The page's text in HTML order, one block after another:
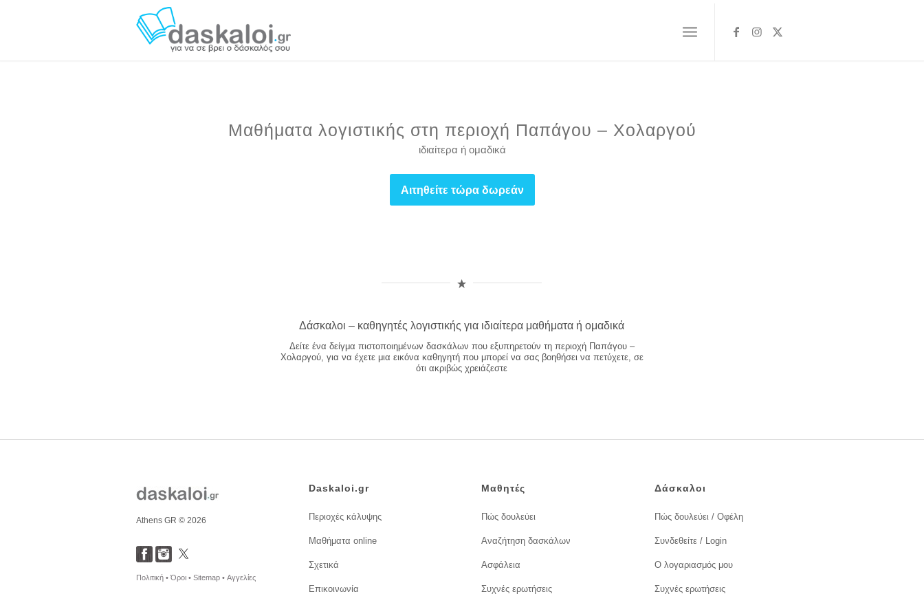
Μαθήματα λογιστικής στη περιοχή Παπάγου – Χολαργού
ιδιαίτερα ή ομαδικά
Αιτηθείτε τώρα δωρεάν
Δάσκαλοι – καθηγητές λογιστικής για ιδιαίτερα μαθήματα ή ομαδικά
Δείτε ένα δείγμα πιστοποιημένων δασκάλων που εξυπηρετούν τη περιοχή Παπάγου –
Χολαργού, για να έχετε μια εικόνα καθηγητή που μπορεί να σας βοηθήσει να πετύχετε, σε
ότι ακριβώς χρειάζεστε
Athens GR © 2026
Πολιτική •Όροι • Sitemap • Αγγελίες
Daskaloi.gr
Περιοχές κάλυψης
Μαθήματα online
Σχετικά
Επικοινωνία
Μαθητές
Πώς δουλεύει
Αναζήτηση δασκάλων
Ασφάλεια
Συχνές ερωτήσεις
Δάσκαλοι
Πώς δουλεύει / Οφέλη
Συνδεθείτε / Login
Ο λογαριασμός μου
Συχνές ερωτήσεις